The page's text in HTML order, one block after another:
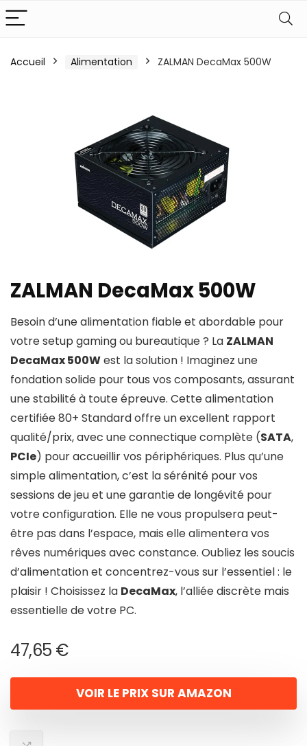
Accueil Alimentation ZALMAN DecaMax 500W
ZALMAN DecaMax 500W
Besoin d’une alimentation fiable et abordable pour
votre setup gaming ou bureautique ? La ZALMAN
DecaMax 500West la solution ! Imaginez une
fondation solide pour tous vos composants, assurant
une stabilité à toute épreuve. Cette alimentation
certifiée 80+ Standard offre un excellent rapport
qualité/prix, avec une connectique complète (SATA,
PCIe) pour accueillir vos périphériques. Plus qu’une
simple alimentation, c’est la sérénité pour vos
sessions de jeu et une garantie de longévité pour
votre configuration. Elle ne vous propulsera peut-
être pas dans l’espace, mais elle alimentera vos
rêves numériques avec constance. Oubliez les soucis
d’alimentation et concentrez-vous sur l’essentiel : le
plaisir ! Choisissez la DecaMax, l’alliée discrète mais
essentielle de votre PC.
47,65 €
VOIR LE PRIX SUR AMAZON